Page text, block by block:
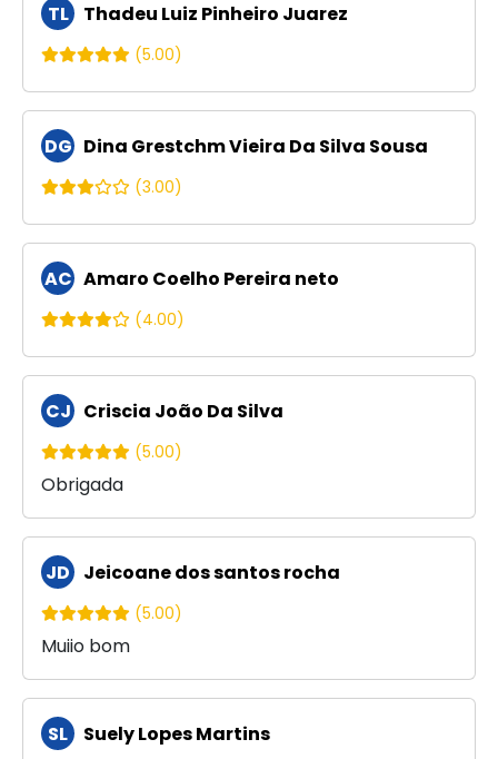
TL Thadeu Luiz Pinheiro Juarez
(5.00)
DG Dina Grestchm Vieira Da Silva Sousa
(3.00)
AC Amaro Coelho Pereira neto
(4.00)
CJ Criscia João Da Silva
(5.00)
Obrigada
JD Jeicoane dos santos rocha
(5.00)
Muiio bom
SL Suely Lopes Martins